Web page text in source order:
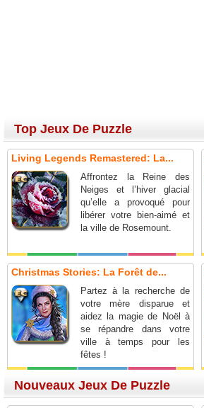
Top Jeux De Puzzle
Living Legends Remastered: La...
Affrontez la Reine des
Neiges et l’hiver glacial
qu’elle a provoqué pour
libérer votre bien-aimé et
la ville de Rosemount.
Christmas Stories: La Forêt de...
Partez à la recherche de
votre mère disparue et
aidez la magie de Noël à
se répandre dans votre
ville à temps pour les
fêtes !
Nouveaux Jeux De Puzzle